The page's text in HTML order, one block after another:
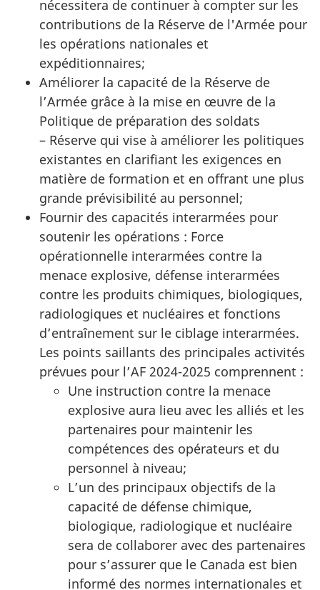
nécessitera de continuer à compter sur les
contributions de la Réserve de l'Armée pour
les opérations nationales et
expéditionnaires;
Améliorer la capacité de la Réserve de
l’Armée grâce à la mise en œuvre de la
Politique de préparation des soldats
– Réserve qui vise à améliorer les politiques
existantes en clarifiant les exigences en
matière de formation et en offrant une plus
grande prévisibilité au personnel;
Fournir des capacités interarmées pour
soutenir les opérations : Force
opérationnelle interarmées contre la
menace explosive, défense interarmées
contre les produits chimiques, biologiques,
radiologiques et nucléaires et fonctions
d’entraînement sur le ciblage interarmées.
Les points saillants des principales activités
prévues pour l’AF 2024-2025 comprennent :
Une instruction contre la menace
explosive aura lieu avec les alliés et les
partenaires pour maintenir les
compétences des opérateurs et du
personnel à niveau;
L’un des principaux objectifs de la
capacité de défense chimique,
biologique, radiologique et nucléaire
sera de collaborer avec des partenaires
pour s’assurer que le Canada est bien
informé des normes internationales et